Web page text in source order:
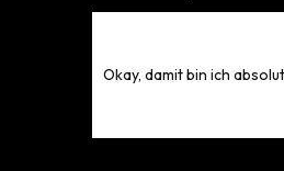
Okay, damit bin ich